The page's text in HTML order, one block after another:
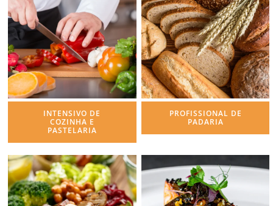
INTENSIVO DE
COZINHA E
PASTELARIA
PROFISSIONAL DE
PADARIA